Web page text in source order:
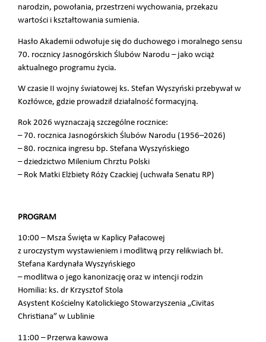
narodzin, powołania, przestrzeni wychowania, przekazu
wartości i kształtowania sumienia.
Hasło Akademii odwołuje się do duchowego i moralnego sensu
70. rocznicy Jasnogórskich Ślubów Narodu – jako wciąż
aktualnego programu życia.
W czasie II wojny światowej ks. Stefan Wyszyński przebywał w
Kozłówce, gdzie prowadził działalność formacyjną.
Rok 2026 wyznaczają szczególne rocznice:
– 70. rocznica Jasnogórskich Ślubów Narodu (1956–2026)
– 80. rocznica ingresu bp. Stefana Wyszyńskiego
– dziedzictwo Milenium Chrztu Polski
– Rok Matki Elżbiety Róży Czackiej (uchwała Senatu RP)
PROGRAM
10:00 – Msza Święta w Kaplicy Pałacowej
z uroczystym wystawieniem i modlitwą przy relikwiach bł.
Stefana Kardynała Wyszyńskiego
– modlitwa o jego kanonizację oraz w intencji rodzin
Homilia: ks. dr Krzysztof Stola
Asystent Kościelny Katolickiego Stowarzyszenia „Civitas
Christiana” w Lublinie
11:00 – Przerwa kawowa